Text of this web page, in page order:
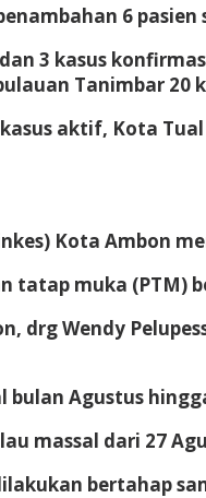
6
3 kasus
Tanimbar
aktif, Kota
Kota Ambon
tatap muka (PTM)
drg Wendy
Agustus
massal dari 27
bertahap